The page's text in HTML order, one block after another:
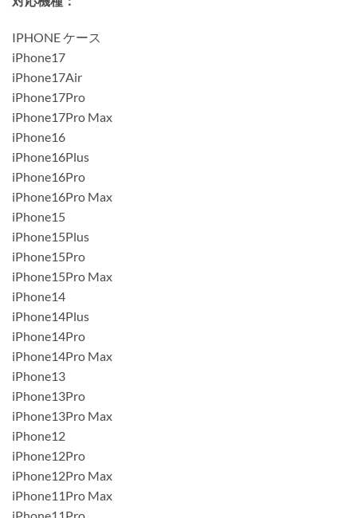
IPHONE ケース
iPhone17
iPhone17Air
iPhone17Pro
iPhone17Pro Max
iPhone16
iPhone16Plus
iPhone16Pro
iPhone16Pro Max
iPhone15
iPhone15Plus
iPhone15Pro
iPhone15Pro Max
iPhone14
iPhone14Plus
iPhone14Pro
iPhone14Pro Max
iPhone13
iPhone13Pro
iPhone13Pro Max
iPhone12
iPhone12Pro
iPhone12Pro Max
iPhone11Pro Max